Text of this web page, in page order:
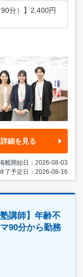
分）】2,400円
詳細を見る
載開始日：2026-08-03
了予定日：2026-08-16
講師】年齢不
90分から勤務